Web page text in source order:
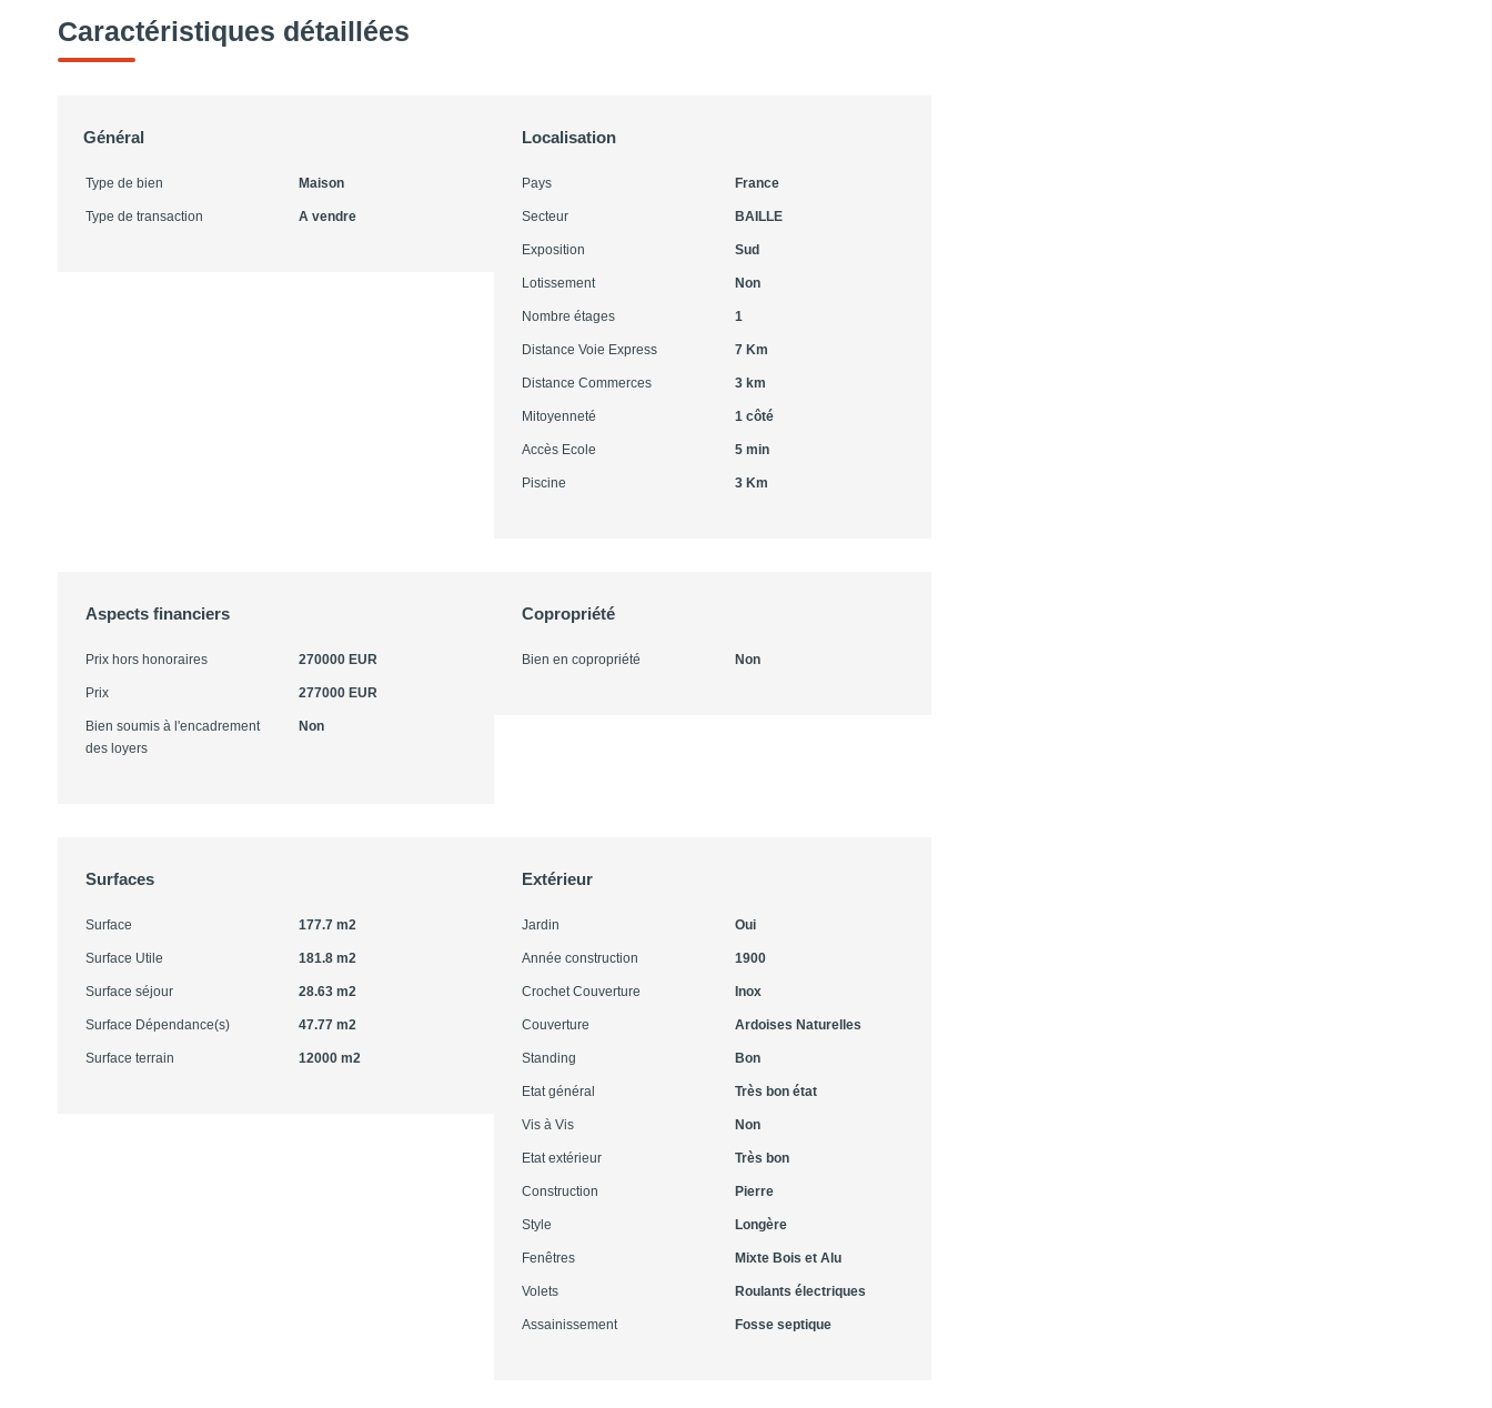
Caractéristiques détaillées
Général
Type de bien Maison
Type de transaction A vendre
Localisation
Pays France
Secteur BAILLE
Exposition Sud
Lotissement Non
Nombre étages 1
Distance Voie Express 7 Km
Distance Commerces 3 km
Mitoyenneté 1 côté
Accès Ecole 5 min
Piscine 3 Km
Aspects financiers
Prix hors honoraires 270000 EUR
Prix 277000 EUR
Bien soumis à l'encadrement
des loyers
Non
Copropriété
Bien en copropriété Non
Surfaces
Surface 177.7 m2
Surface Utile 181.8 m2
Surface séjour 28.63 m2
Surface Dépendance(s) 47.77 m2
Surface terrain 12000 m2
Extérieur
Jardin Oui
Année construction 1900
Crochet Couverture Inox
Couverture Ardoises Naturelles
Standing Bon
Etat général Très bon état
Vis à Vis Non
Etat extérieur Très bon
Construction Pierre
Style Longère
Fenêtres Mixte Bois et Alu
Volets Roulants électriques
Assainissement Fosse septique